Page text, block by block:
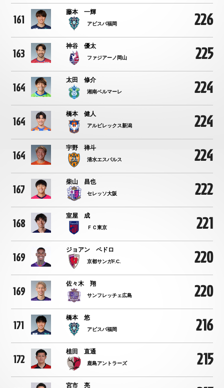
161
藤本 一輝
アビスパ福岡 226
163
神谷 優太
ファジアーノ岡山 225
164
太田 修介
湘南ベルマーレ 224
164
橋本 健人
アルビレックス新潟 224
164
宇野 禅斗
清水エスパルス 224
167
柴山 昌也
セレッソ大阪 222
168
室屋 成
ＦＣ東京 221
169
ジョアン ペドロ
京都サンガF.C. 220
169
佐々木 翔
サンフレッチェ広島 220
171
橋本 悠
アビスパ福岡 216
172
植田 直通
鹿島アントラーズ 215
宮市 亮